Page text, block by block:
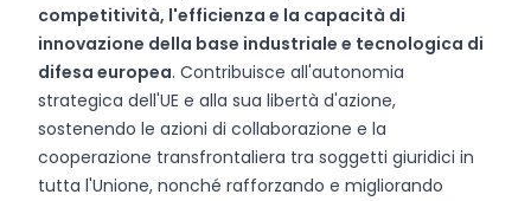
competitività, l'efficienza e la capacità di
innovazione della base industriale e tecnologica di
difesa europea. Contribuisce all'autonomia
strategica dell'UE e alla sua libertà d'azione,
sostenendo le azioni di collaborazione e la
cooperazione transfrontaliera tra soggetti giuridici in
tutta l'Unione, nonché rafforzando e migliorando